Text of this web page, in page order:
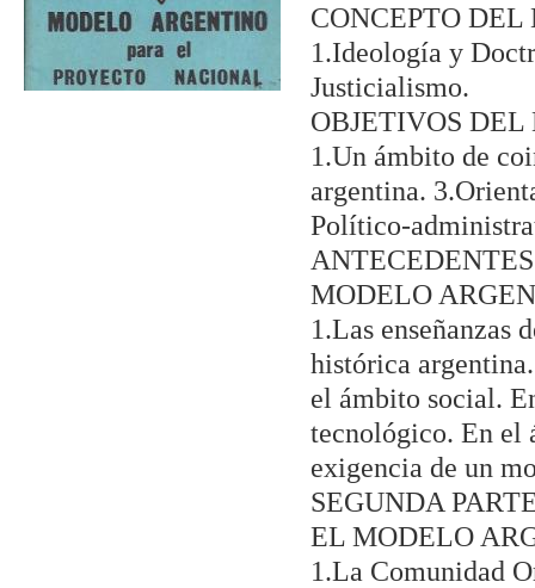
CONCEPTO
1.Ideología y
Justicialismo.
OBJETIVOS
1.Un ámbito de
argentina.
Político-
MODELO
1.Las enseñanzas
histórica
el ámbito social.
tecnológico. En
exigencia de un
SEGUNDA
EL MODELO
1.La Comunidad